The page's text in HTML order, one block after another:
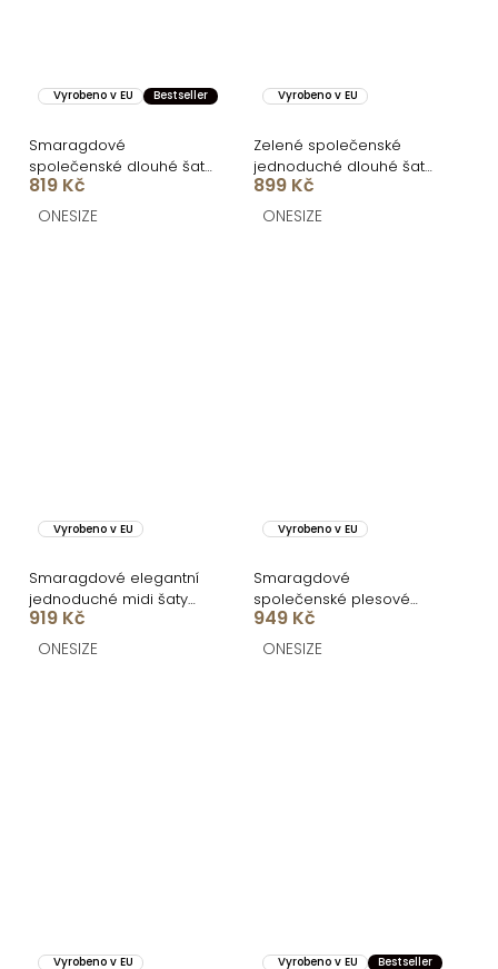
Vyrobeno v EU Bestseller
Smaragdové
společenské dlouhé šaty
LETERA s řasením
819 Kč
ONESIZE
Vyrobeno v EU
Zelené společenské
jednoduché dlouhé šaty
JUNADIE
899 Kč
ONESIZE
Vyrobeno v EU
Smaragdové elegantní
jednoduché midi šaty
OMNIS
919 Kč
ONESIZE
Vyrobeno v EU
Smaragdové
společenské plesové
dlouhé šaty LUNZARO
949 Kč
ONESIZE
Vyrobeno v EU Vyrobeno v EU Bestseller